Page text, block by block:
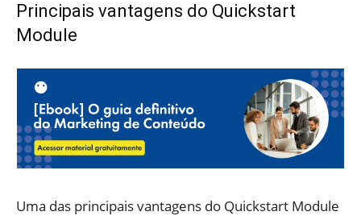
Principais vantagens do Quickstart
Module
Uma das principais vantagens do Quickstart Module